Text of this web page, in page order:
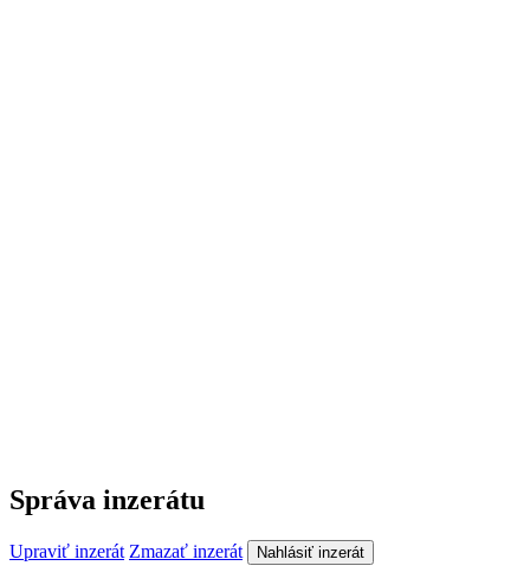
Správa inzerátu
Upraviť inzerát Zmazať inzerát Nahlásiť inzerát